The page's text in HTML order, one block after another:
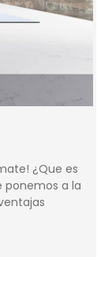
¿Que es
ponemos a la